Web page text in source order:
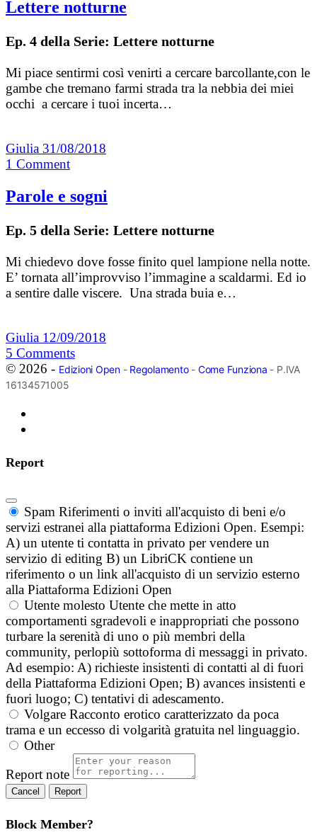
Lettere notturne
Ep. 4 della Serie: Lettere notturne
Mi piace sentirmi così venirti a cercare barcollante,con le
gambe che tremano farmi strada tra la nebbia dei miei
occhi a cercare i tuoi incerta…
Giulia 31/08/2018
1 Comment
Parole e sogni
Ep. 5 della Serie: Lettere notturne
Mi chiedevo dove fosse finito quel lampione nella notte.
E’ tornata all’improvviso l’immagine a scaldarmi. Ed io
a sentire dalle viscere. Una strada buia e…
Giulia 12/09/2018
5 Comments
© 2026 - Edizioni Open- Regolamento- Come Funziona - P.IVA
16134571005
Report
Spam Riferimenti o inviti all'acquisto di beni e/o
servizi estranei alla piattaforma Edizioni Open. Esempi:
A) un utente ti contatta in privato per vendere un
servizio di editing B) un LibriCK contiene un
riferimento o un link all'acquisto di un servizio esterno
alla Piattaforma Edizioni Open
Utente molesto Utente che mette in atto
comportamenti sgradevoli e inappropriati che possono
turbare la serenità di uno o più membri della
community, perlopiù sottoforma di messaggi in privato.
Ad esempio: A) richieste insistenti di contatti al di fuori
della Piattaforma Edizioni Open; B) avances insistenti e
fuori luogo; C) tentativi di adescamento.
Volgare Racconto erotico caratterizzato da poca
trama e un eccesso di volgarità gratuita nel linguaggio.
Other
Report note
Report
Block Member?